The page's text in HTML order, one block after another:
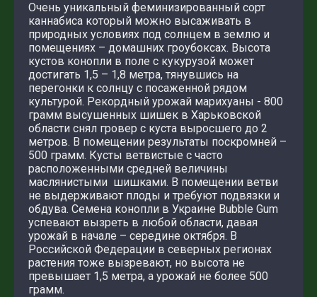
Очень уникальный феминизированный сорт
каннабиса который можно высаживать в
природных условиях под солнцем в землю и
помещениях – домашних гроубоксах. Высота
кустов конопли в поле с кукурузой может
достигать 1,5 – 1,8 метра, тянувшись на
перегонки к солнцу с посаженной рядом
культурой. Рекордный урожай марихуаны - 800
грамм высушенных шишек в Харьковской
области снял гровер с куста выросшего до 2
метров. В помещении результаты поскромней –
500 грамм. Кусты ветвистые с часто
расположенными средней величины
маслянистыми шишками. В помещении ветви
не выдерживают плоды и требуют подвязки и
обдува. Семена конопли в Украине Bubble Gum
успевают вызреть в любой области, давая
урожай в начале – середине октября. В
Российской Федерации в северных регионах
растения тоже вызревают, но высота не
превышает 1,5 метра, а урожай не более 500
грамм.